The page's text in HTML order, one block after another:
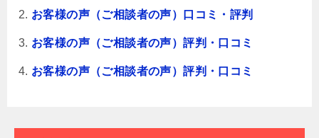
お客様の声（ご相談者の声）口コミ・評判
お客様の声（ご相談者の声）評判・口コミ
お客様の声（ご相談者の声）評判・口コミ